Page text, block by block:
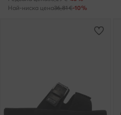
Най-ниска цена36,81 €-10%